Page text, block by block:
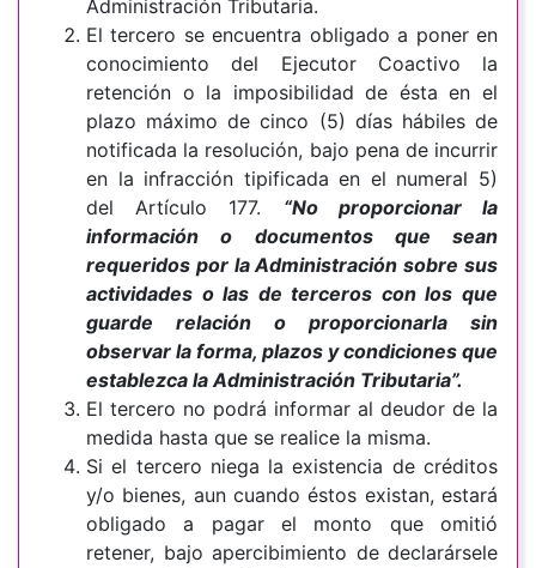
Administración Tributaria.
El tercero se encuentra obligado a poner en
conocimiento del Ejecutor Coactivo la
retención o la imposibilidad de ésta en el
plazo máximo de cinco (5) días hábiles de
notificada la resolución, bajo pena de incurrir
en la infracción tipificada en el numeral 5)
del Artículo 177. “No proporcionar la
información o documentos que sean
requeridos por la Administración sobre sus
actividades o las de terceros con los que
guarde relación o proporcionarla sin
observar la forma, plazos y condiciones que
establezca la Administración Tributaria”.
El tercero no podrá informar al deudor de la
medida hasta que se realice la misma.
Si el tercero niega la existencia de créditos
y/o bienes, aun cuando éstos existan, estará
obligado a pagar el monto que omitió
retener, bajo apercibimiento de declarársele